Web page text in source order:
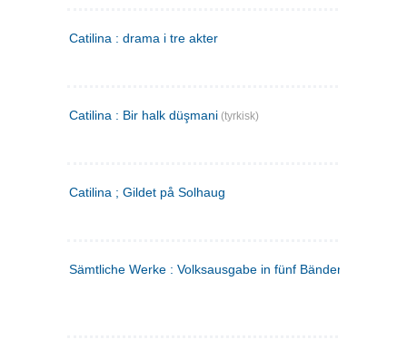
Catilina : drama i tre akter
Catilina : Bir halk düşmani (tyrkisk)
Catilina ; Gildet på Solhaug
Sämtliche Werke : Volksausgabe in fünf Bänden